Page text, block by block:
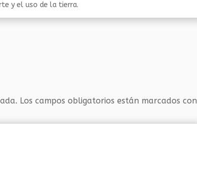
y el uso de la tierra.
Los campos obligatorios están marcados con